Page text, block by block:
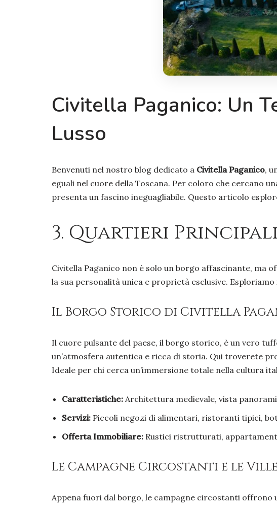
Civitella Paganico: Un
Lusso
Benvenuti nel nostro blog dedicato a Civitella Paganico,
eguali nel cuore della Toscana. Per coloro che cercano
presenta un fascino ineguagliabile. Questo articolo
3. Quartieri
Civitella Paganico non è solo un borgo affascinante, ma
la sua personalità unica e proprietà esclusive. Esploriamo
Il Borgo Storico di Civitella
Il cuore pulsante del paese, il borgo storico, è un vero
un’atmosfera autentica e ricca di storia. Qui troverete
Ideale per chi cerca un’immersione totale nella cultura
Caratteristiche: Architettura medievale, vista
Servizi: Piccoli negozi di alimentari, ristoranti tipici,
Offerta Immobiliare: Rustici ristrutturati,
Le Campagne Circostanti e le
Appena fuori dal borgo, le campagne circostanti offrono